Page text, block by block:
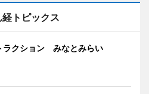
トピックス
ラクション みなとみらい